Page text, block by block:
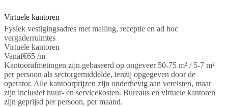
Virtuele kantoren
Fysiek vestigingsadres met mailing, receptie en ad hoc
vergaderruimtes
Virtuele kantoren
Vanaf€65 /m
Kantoorafmetingen zijn gebaseerd op ongeveer 50-75 m² / 5-7 m²
per persoon als sectorgemiddelde, tenzij opgegeven door de
operator. Alle kantoorprijzen zijn onderhevig aan vereisten, maar
zijn inclusief huur- en servicekosten. Bureaus en virtuele kantoren
zijn geprijsd per persoon, per maand.